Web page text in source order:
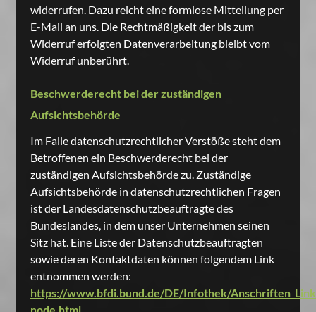
widerrufen. Dazu reicht eine formlose Mitteilung per
E-Mail an uns. Die Rechtmäßigkeit der bis zum
Widerruf erfolgten Datenverarbeitung bleibt vom
Widerruf unberührt.
Beschwerderecht bei der zuständigen
Aufsichtsbehörde
Im Falle datenschutzrechtlicher Verstöße steht dem
Betroffenen ein Beschwerderecht bei der
zuständigen Aufsichtsbehörde zu. Zuständige
Aufsichtsbehörde in datenschutzrechtlichen Fragen
ist der Landesdatenschutzbeauftragte des
Bundeslandes, in dem unser Unternehmen seinen
Sitz hat. Eine Liste der Datenschutzbeauftragten
sowie deren Kontaktdaten können folgendem Link
entnommen werden:
https://www.bfdi.bund.de/DE/Infothek/